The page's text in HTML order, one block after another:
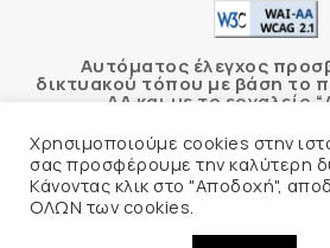
Αυτόματος έλεγχος
δικτυακού τόπου με βάση το
AA και με το εργαλείο
Δήλωση
© 2026 Δήμος Λευκάδας –
Προσωπικών
Χρησιμοποιούμε cookies στην
σας προσφέρουμε την καλύτερη
Κάνοντας κλικ στο "Αποδοχή",
ΟΛΩΝ των cookies.